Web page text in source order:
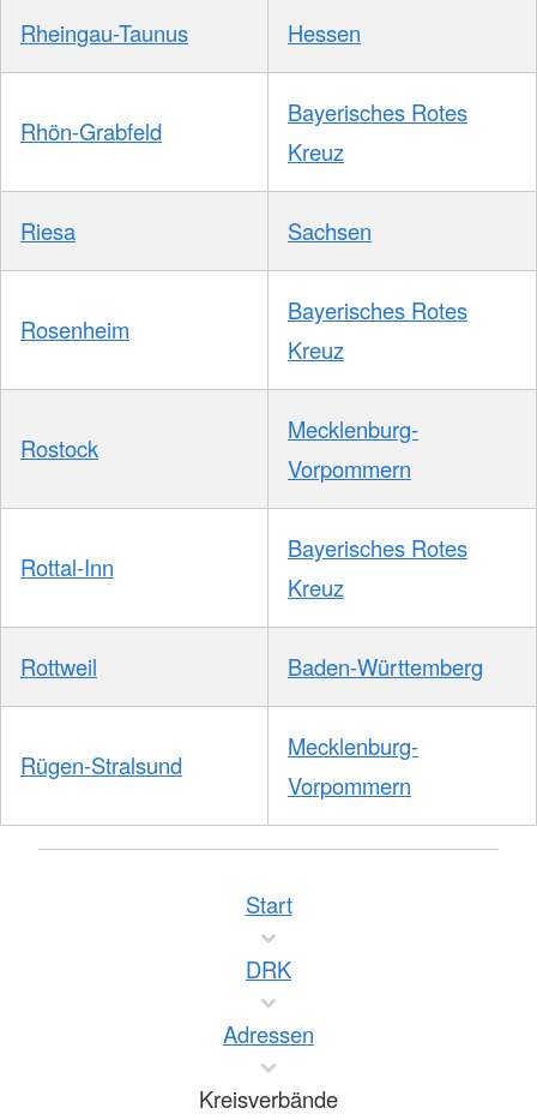
Rheingau-Taunus Hessen
Rhön-Grabfeld
Bayerisches Rotes
Kreuz
Riesa Sachsen
Rosenheim
Bayerisches Rotes
Kreuz
Rostock
Mecklenburg-
Vorpommern
Rottal-Inn
Bayerisches Rotes
Kreuz
Rottweil Baden-Württemberg
Rügen-Stralsund
Mecklenburg-
Vorpommern
Start
DRK
Adressen
Kreisverbände